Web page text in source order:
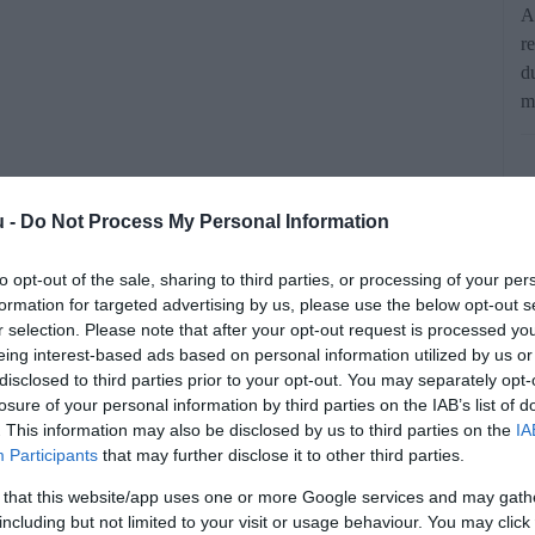
- Do Not Process My Personal Information
opt-out of the sale, sharing to third parties, or processing of your
for targeted advertising by us, please use the below opt-out
selection. Please note that after your opt-out request is processed
interest-based ads based on personal information utilized by us
to third parties prior to your opt-out. You may separately
of your personal information by third parties on the IAB’s list of
This information may also be disclosed by us to third parties on the
Participants that may further disclose it to other third parties.
that this website/app uses one or more Google services and may
but not limited to your visit or usage behaviour. You may
került a hazai málnatermesztés,
és brutális, kilónkénti 4000–5000
a szezon kezdetén.
forrásként a Google Keresőben!